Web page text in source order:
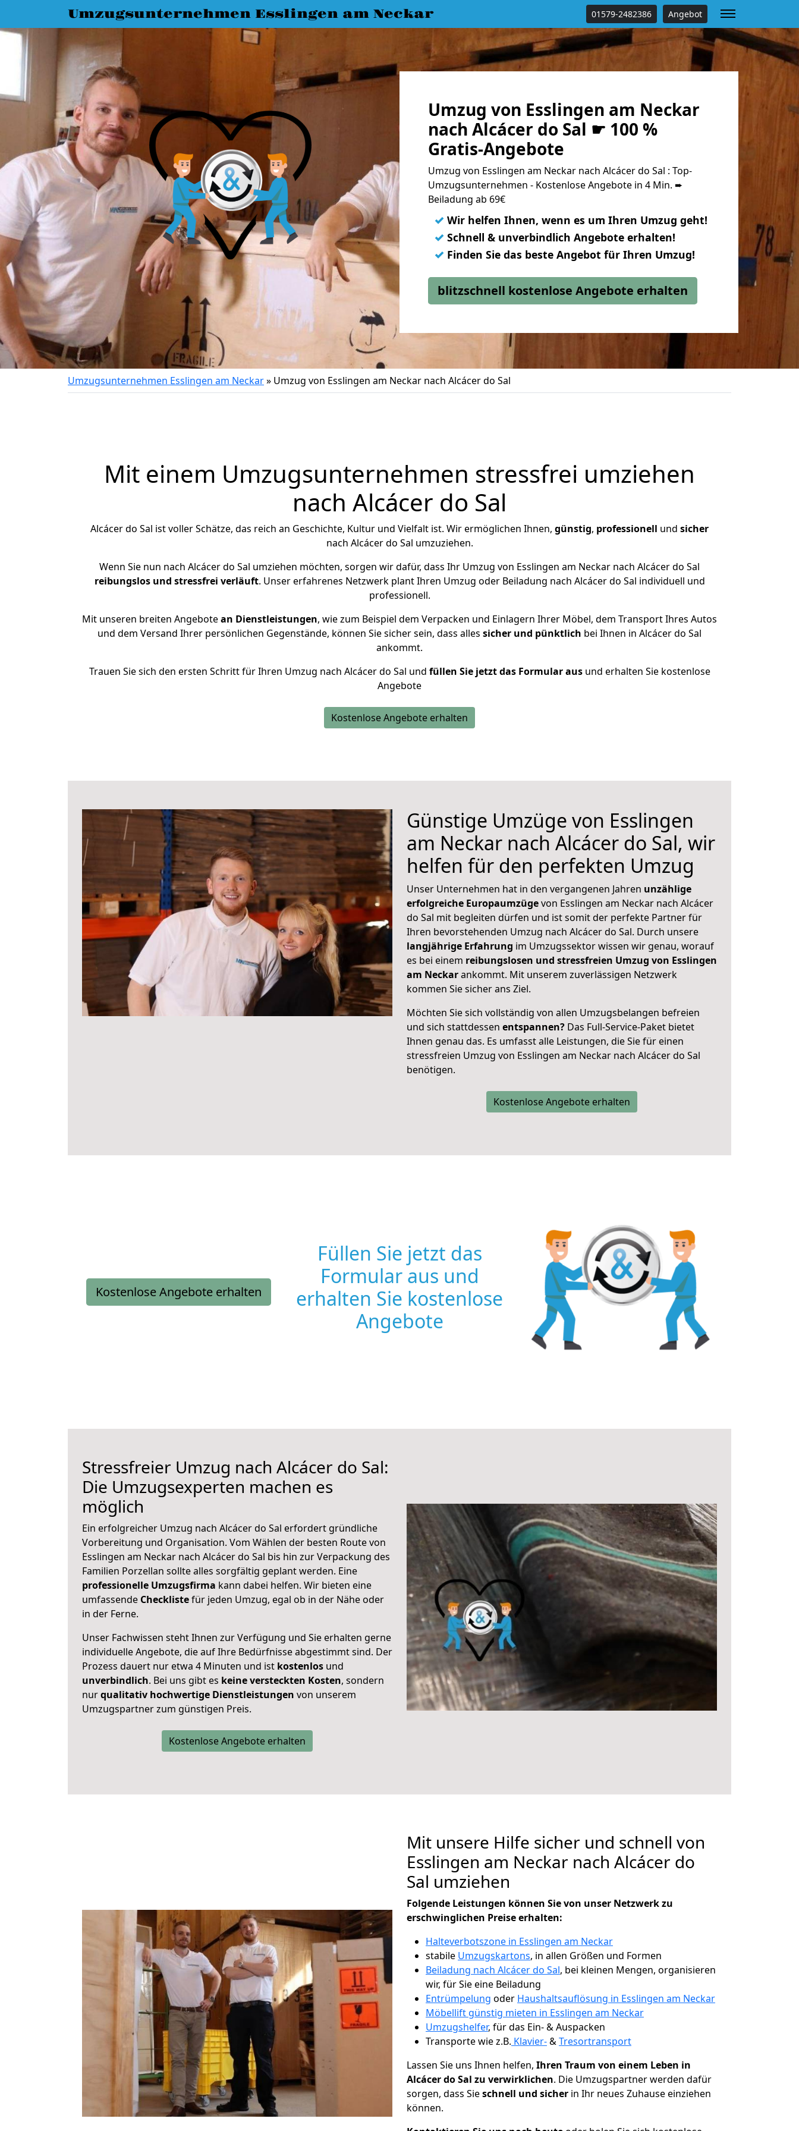
Umzugsunternehmen Esslingen am Neckar 01579-2482386 Angebot
Umzug von Esslingen am Neckar
nach Alcácer do Sal ☛ 100 %
Gratis-Angebote
Umzug von Esslingen am Neckar nach Alcácer do Sal : Top-
Umzugsunternehmen - Kostenlose Angebote in 4 Min. ➨
Beiladung ab 69€
✓ Wir helfen Ihnen, wenn es um Ihren Umzug geht!
✓ Schnell & unverbindlich Angebote erhalten!
✓ Finden Sie das beste Angebot für Ihren Umzug!
blitzschnell kostenlose Angebote erhalten
Umzugsunternehmen Esslingen am Neckar» Umzug von Esslingen am Neckar nach Alcácer do Sal
Mit einem Umzugsunternehmen stressfrei umziehen
nach Alcácer do Sal
Alcácer do Sal ist voller Schätze, das reich an Geschichte, Kultur und Vielfalt ist. Wir ermöglichen Ihnen, günstig, professionell und sicher
nach Alcácer do Sal umzuziehen.
Wenn Sie nun nach Alcácer do Sal umziehen möchten, sorgen wir dafür, dass Ihr Umzug von Esslingen am Neckar nach Alcácer do Sal
reibungslos und stressfrei verläuft. Unser erfahrenes Netzwerk plant Ihren Umzug oder Beiladung nach Alcácer do Sal individuell und
professionell.
Mit unseren breiten Angebotean Dienstleistungen, wie zum Beispiel dem Verpacken und Einlagern Ihrer Möbel, dem Transport Ihres Autos
und dem Versand Ihrer persönlichen Gegenstände, können Sie sicher sein, dass alles sicher und pünktlich bei Ihnen in Alcácer do Sal
ankommt.
Trauen Sie sich den ersten Schritt für Ihren Umzug nach Alcácer do Sal und füllen Sie jetzt das Formular ausund erhalten Sie kostenlose
Angebote
Kostenlose Angebote erhalten
Günstige Umzüge von Esslingen
am Neckar nach Alcácer do Sal, wir
helfen für den perfekten Umzug
Unser Unternehmen hat in den vergangenen Jahren unzählige
erfolgreiche Europaumzügevon Esslingen am Neckar nach Alcácer
do Sal mit begleiten dürfen und ist somit der perfekte Partner für
Ihren bevorstehenden Umzug nach Alcácer do Sal. Durch unsere
langjährige Erfahrung im Umzugssektor wissen wir genau, worauf
es bei einem reibungslosen und stressfreien Umzug von Esslingen
am Neckarankommt. Mit unserem zuverlässigen Netzwerk
kommen Sie sicher ans Ziel.
Möchten Sie sich vollständig von allen Umzugsbelangen befreien
und sich stattdessen entspannen? Das Full-Service-Paket bietet
Ihnen genau das. Es umfasst alle Leistungen, die Sie für einen
stressfreien Umzug von Esslingen am Neckar nach Alcácer do Sal
benötigen.
Kostenlose Angebote erhalten
Kostenlose Angebote erhalten
Füllen Sie jetzt das
Formular aus und
erhalten Sie kostenlose
Angebote
Stressfreier Umzug nach Alcácer do Sal:
Die Umzugsexperten machen es
möglich
Ein erfolgreicher Umzug nach Alcácer do Sal erfordert gründliche
Vorbereitung und Organisation. Vom Wählen der besten Route von
Esslingen am Neckar nach Alcácer do Sal bis hin zur Verpackung des
Familien Porzellan sollte alles sorgfältig geplant werden. Eine
professionelle Umzugsfirma kann dabei helfen. Wir bieten eine
umfassende Checklistefür jeden Umzug, egal ob in der Nähe oder
in der Ferne.
Unser Fachwissen steht Ihnen zur Verfügung und Sie erhalten gerne
individuelle Angebote, die auf Ihre Bedürfnisse abgestimmt sind. Der
Prozess dauert nur etwa 4 Minuten und ist kostenlos und
unverbindlich. Bei uns gibt es keine versteckten Kosten, sondern
nurqualitativ hochwertige Dienstleistungen von unserem
Umzugspartner zum günstigen Preis.
Kostenlose Angebote erhalten
Mit unsere Hilfe sicher und schnell von
Esslingen am Neckar nach Alcácer do
Sal umziehen
Folgende Leistungen können Sie von unser Netzwerk zu
erschwinglichen Preise erhalten:
Halteverbotszone in Esslingen am Neckar
stabile Umzugskartons, in allen Größen und Formen
Beiladung nach Alcácer do Sal, bei kleinen Mengen, organisieren
wir, für Sie eine Beiladung
Entrümpelung oder Haushaltsauflösung in Esslingen am Neckar
Möbellift günstig mieten in Esslingen am Neckar
Umzugshelfer, für das Ein- & Auspacken
Transporte wie z.B. Klavier-&Tresortransport
Lassen Sie uns Ihnen helfen, Ihren Traum von einem Leben in
Alcácer do Sal zu verwirklichen. Die Umzugspartner werden dafür
sorgen, dass Sieschnell und sicher in Ihr neues Zuhause einziehen
können.